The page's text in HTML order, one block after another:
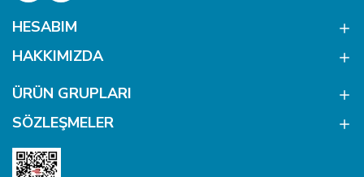
HESABIM
HAKKIMIZDA
ÜRÜN GRUPLARI
SÖZLEŞMELER